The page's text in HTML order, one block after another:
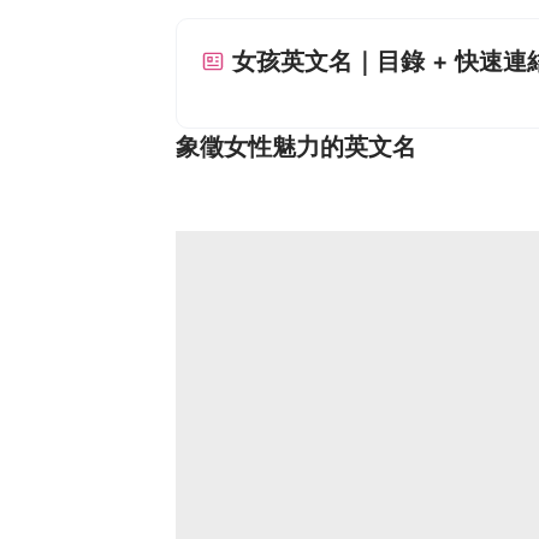
女孩英文名｜目錄 + 快速連
象徵女性魅力的英文名